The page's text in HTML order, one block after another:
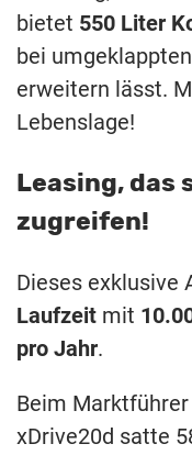
bietet 550 Liter
bei
erweitern lässt.
Lebenslage!
Leasing, das
zugreifen!
Dieses exklusive
Laufzeit mit
pro Jahr.
Beim
xDrive20d satte